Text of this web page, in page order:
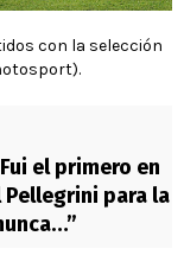
con la selección
el primero en
Pellegrini para la